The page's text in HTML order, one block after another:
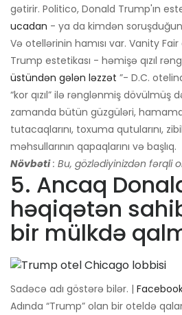
gətirir. Politico, Donald Trump'ın
ucadan - ya da kimdən
Və otellərinin hamısı var. Vanity
Trump estetikası - həmişə qızıl
üstündən gələn ləzzət ”- D.C.
“kor qızıl” ilə rənglənmiş dövülmüş
zamanda bütün güzgüləri,
tutacaqlarını, toxuma qutularını,
məhsullarının qapaqlarını və başlıq.
Növbəti : Bu, gözlədiyinizdən fərqli
5. Ancaq
həqiqətən
bir mülkdə
Sadəcə adı göstərə bilər. |
Adında “Trump” olan bir oteldə